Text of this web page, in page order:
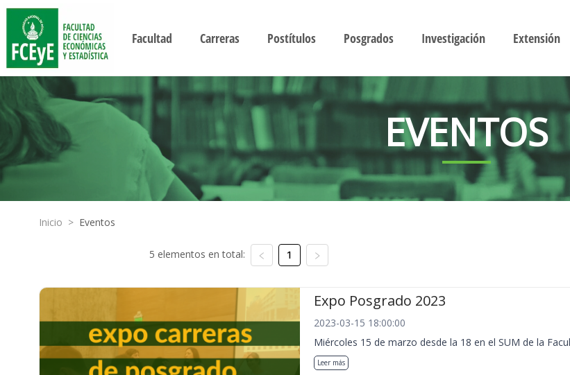
Facultad Carreras Postítulos Posgrados Investigación Extensión
EVENTOS
Inicio > Eventos
5 elementos en total: 1
Expo Posgrado 2023
2023-03-15 18:00:00
Miércoles 15 de marzo desde la 18 en el SUM de la
Leer más